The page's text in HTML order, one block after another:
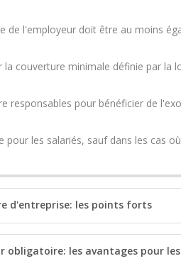
de l'employeur doit être au moins
couverture minimale définie par la
responsables pour bénéficier de
les salariés, sauf dans les cas
d'entreprise: les points forts
obligatoire: les avantages pour